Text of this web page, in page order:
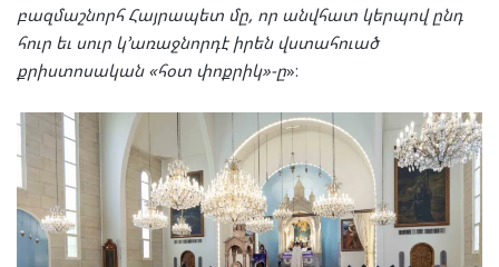
բազմաշնորհ Հայրապետ մը, որ անվհատ կերպով ընդ
հուր եւ սուր կ՚առաջնորդէ իրեն վստահուած
քրիստոսական «հօտ փոքրիկ»-ը»։